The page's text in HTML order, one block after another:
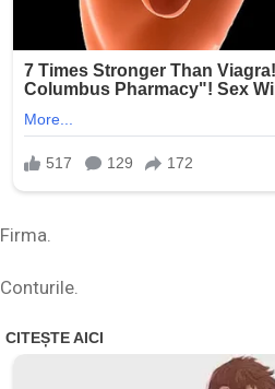
Firma.
Conturile.